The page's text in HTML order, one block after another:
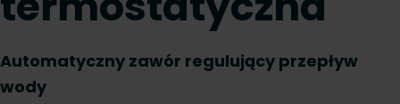
Automatyczny zawór regulujący przepływ
wody